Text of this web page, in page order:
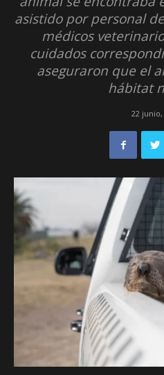
asistido por personal
médicos
cuidados
aseguraron que el
hábitat
22 junio,